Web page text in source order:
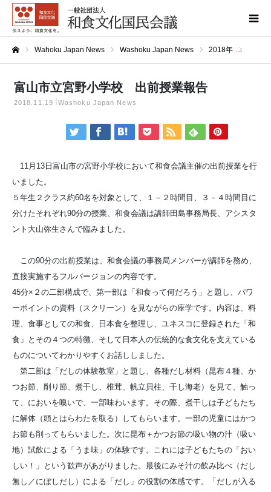
Wahoku Japan News Washoku Japan News 2018年
富山市立宮野小学校 出前授業報告
2018.11.19 Washoku Japan News
11月13日富山市の宮野小学校において和食会議主催の出前授業を行
いました。
５年生２クラス約60名を対象として、１－２時間目、３－４時間目に
分けたそれぞれ90分の授業、和食会議は講師田島事務局長、アシスタ
ント大山弥生さんで臨みました。
この90分の出前授業は、和食会議の事務局メンバーが講師を務め、
直接実施するフルバージョンの内容です。
45分×２の二部構成で、第一部は「和食って何だろう」と題し、パワ
ーポイントの資料（スクリーン）を見ながらの座学です。内容は、料
理、食事としての和食、日本食を整理し、ユネスコに登録された「和
食」とその４つの特徴、そして日本人の伝統的な食文化を支えている
ものについてわかりやすくお話ししました。
第二部は「だしの体験教室」と題し、各種だし材料（昆布４種、か
つお節、削り節、煮干し、椎茸、帆立貝柱、干し海老）を見て、触っ
て、においを嗅いで、一部味わいます。その際、煮干しは子どもたち
に解体（頭とはらわたを取る）してもらいます。一部の児童にはかつ
お節も削ってもらいました。次に昆布＋かつお節の吸い物の汁（吸い
地）試飲による「うま味」の体験です。これには子どもたちの「おい
しい！」という歓声があがりました。最後にみそ汁の飲み比べ（だし
無し／にぼしだし）による「だし」の役割の体感です。「だしが入る